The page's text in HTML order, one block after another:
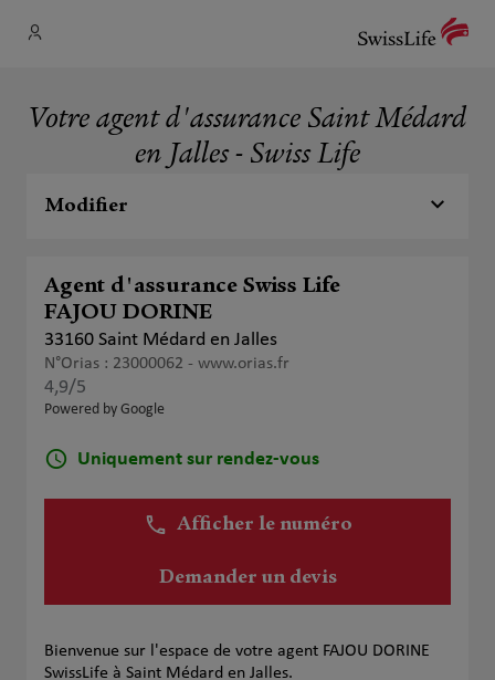
Votre agent d'assurance Saint Médard
en Jalles - Swiss Life
Modifier
Agent d'assurance Swiss Life
FAJOU DORINE
33160 Saint Médard en Jalles
N°Orias : 23000062 - www.orias.fr
4,9/5
Powered by Google
Uniquement sur rendez-vous
Afficher le numéro
Demander un devis
Bienvenue sur l'espace de votre agent FAJOU DORINE
SwissLife à Saint Médard en Jalles.